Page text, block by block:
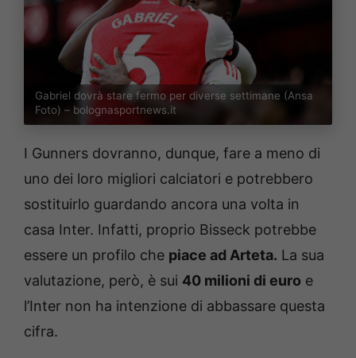
Gabriel dovrà stare fermo per diverse settimane (Ansa
Foto) – bolognasportnews.it
I Gunners dovranno, dunque, fare a meno di
uno dei loro migliori calciatori e potrebbero
sostituirlo guardando ancora una volta in
casa Inter. Infatti, proprio Bisseck potrebbe
essere un profilo che piace ad Arteta. La sua
valutazione, però, è sui 40 milioni di euro e
l’Inter non ha intenzione di abbassare questa
cifra.